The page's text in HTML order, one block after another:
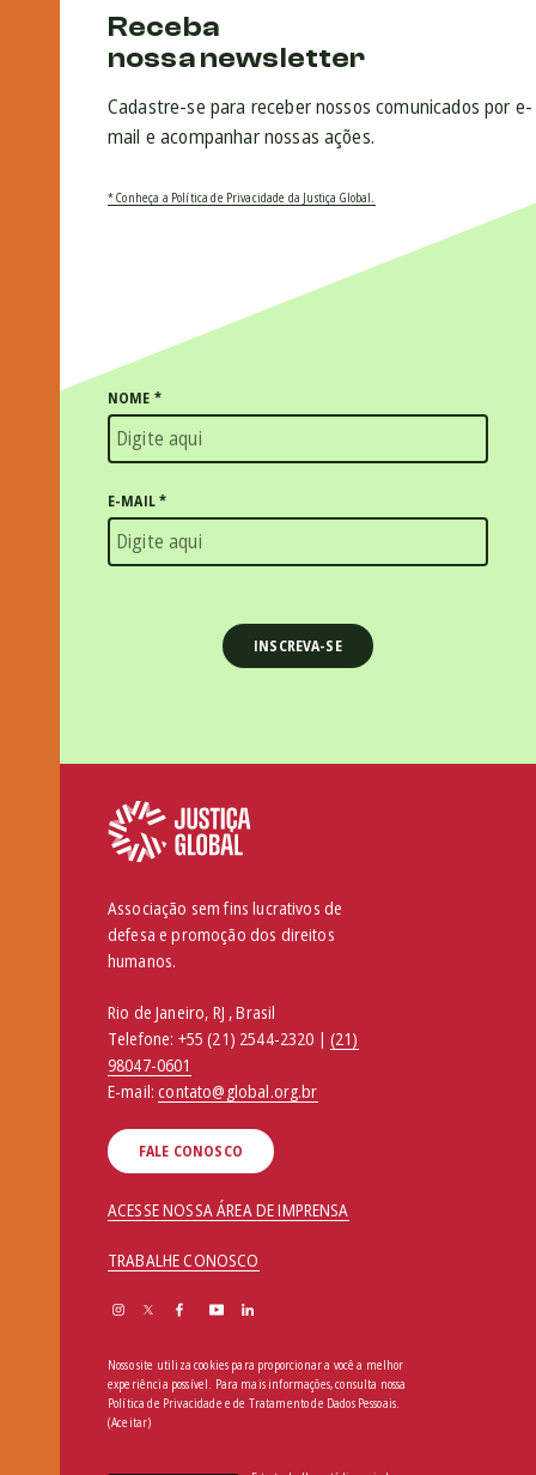
Receba
nossa newsletter
Cadastre-se para receber nossos comunicados por e-
mail e acompanhar nossas ações.
* Conheça a Política de Privacidade da Justiça Global.
NOME *
E-MAIL*
Associação sem fins lucrativos de
defesa e promoção dos direitos
humanos.
Rio de Janeiro, RJ , Brasil
Telefone: +55 (21) 2544-2320 | (21)
98047-0601
E-mail:contato@global.org.br
FALE CONOSCO
ACESSE NOSSA ÁREA DE IMPRENSA
TRABALHE CONOSCO
Nosso site utiliza cookies para proporcionar a você a melhor
experiência possível. Para mais informações, consulta nossa
Política de Privacidade e de Tratamento de Dados Pessoais.
(Aceitar)